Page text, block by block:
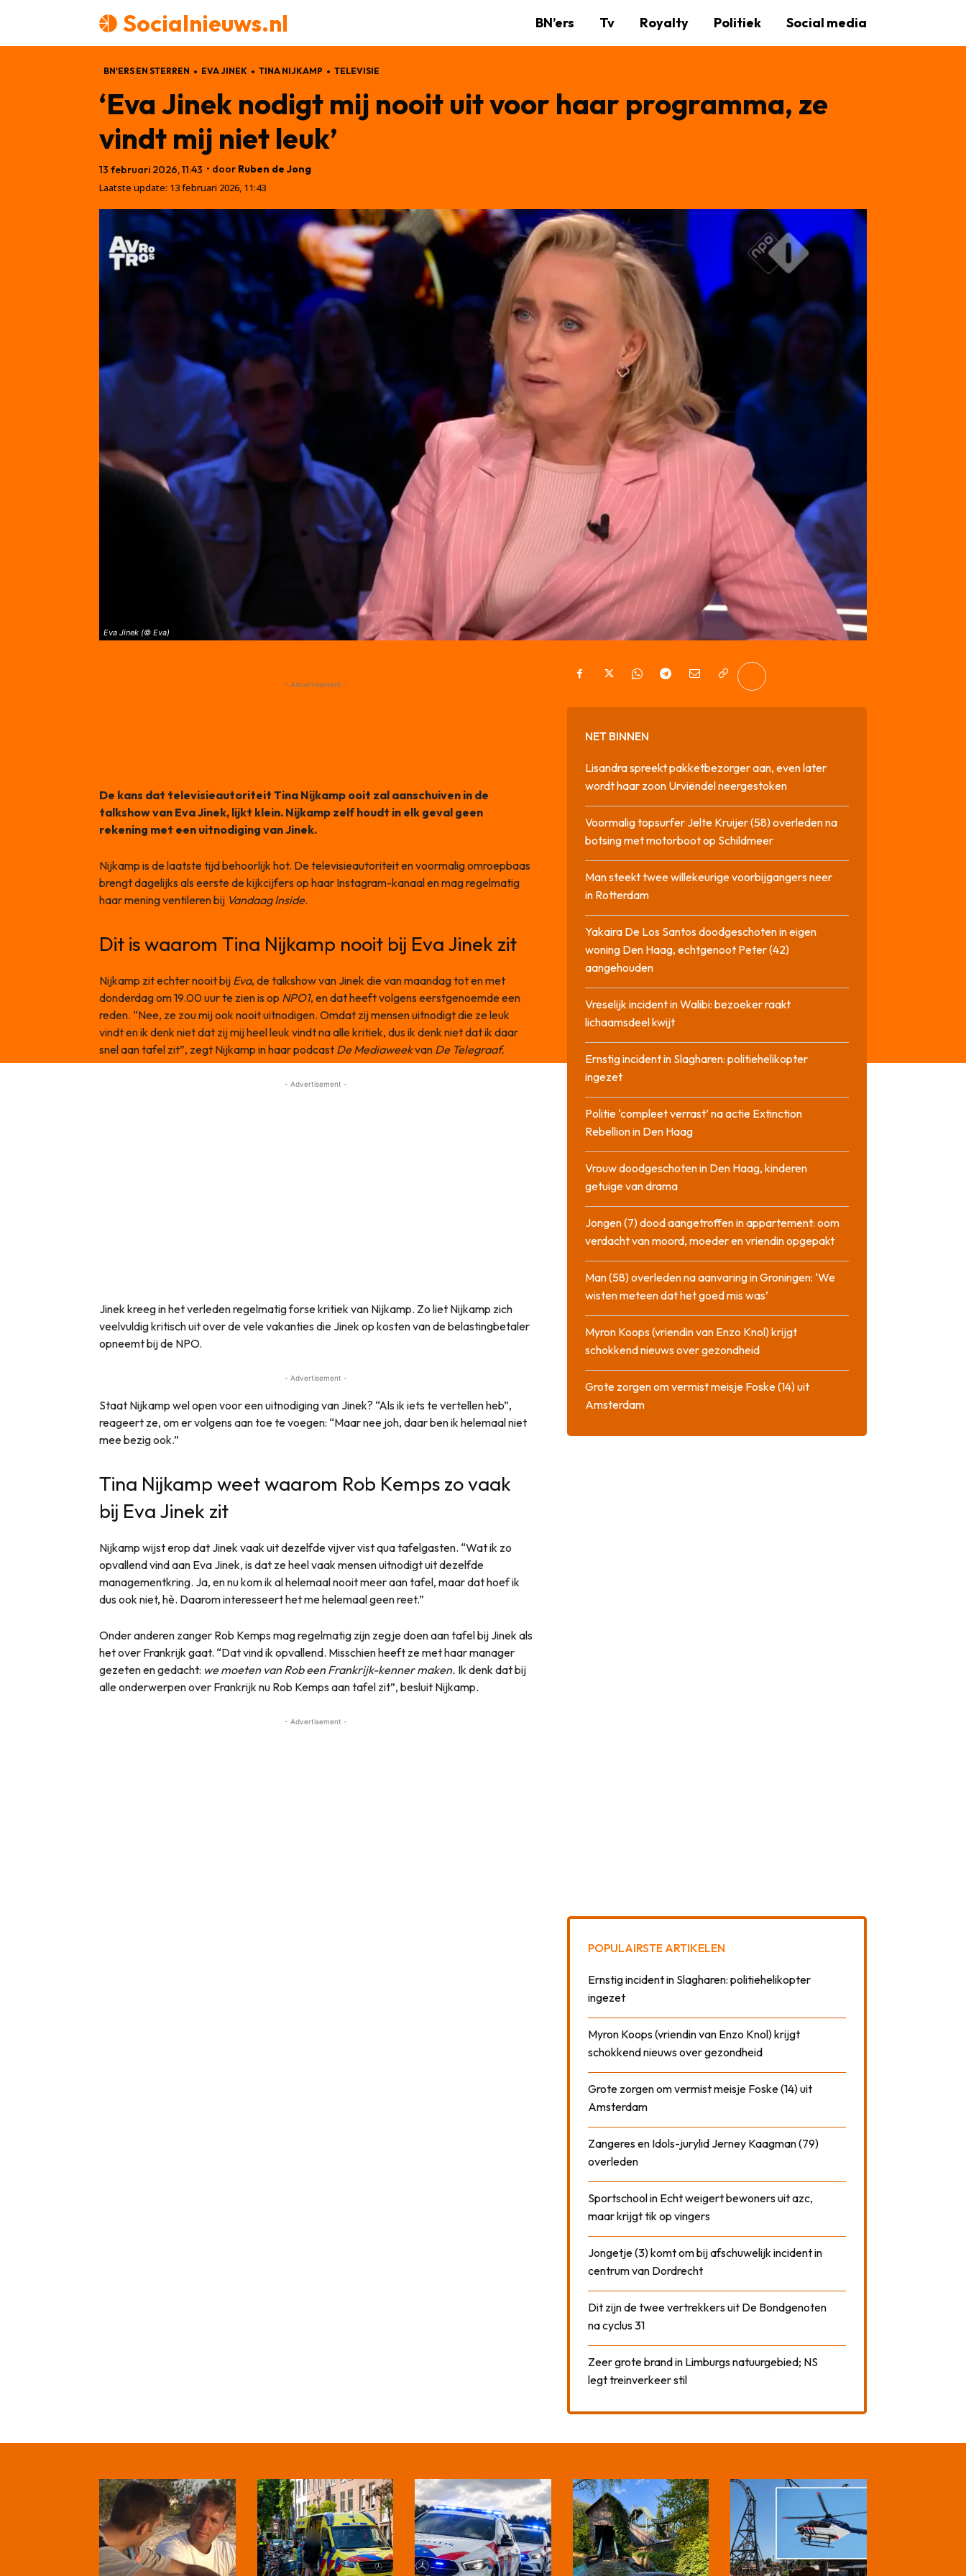
Socialnieuws.nl BN’ers Tv Royalty Politiek Social media
BN'ERS EN STERREN EVA JINEK TINA NIJKAMP TELEVISIE
‘Eva Jinek nodigt mij nooit uit voor haar programma, ze
vindt mij niet leuk’
13 februari 2026, 11:43 • door Ruben de Jong
Laatste update: 13 februari 2026, 11:43
Eva Jinek (© Eva)
- Advertisement -
De kans dat televisieautoriteit Tina Nijkamp ooit zal aanschuiven in de
talkshow van Eva Jinek, lijkt klein. Nijkamp zelf houdt in elk geval geen
rekening met een uitnodiging van Jinek.
Nijkamp is de laatste tijd behoorlijk hot. De televisieautoriteit en voormalig omroepbaas
brengt dagelijks als eerste de kijkcijfers op haar Instagram-kanaal en mag regelmatig
haar mening ventileren bij Vandaag Inside.
Dit is waarom Tina Nijkamp nooit bij Eva Jinek zit
Nijkamp zit echter nooit bij Eva, de talkshow van Jinek die van maandag tot en met
donderdag om 19.00 uur te zien is op NPO1, en dat heeft volgens eerstgenoemde een
reden. “Nee, ze zou mij ook nooit uitnodigen. Omdat zij mensen uitnodigt die ze leuk
vindt en ik denk niet dat zij mij heel leuk vindt na alle kritiek, dus ik denk niet dat ik daar
snel aan tafel zit”, zegt Nijkamp in haar podcast De Mediaweekvan De Telegraaf.
- Advertisement -
Jinek kreeg in het verleden regelmatig forse kritiek van Nijkamp. Zo liet Nijkamp zich
veelvuldig kritisch uit over de vele vakanties die Jinek op kosten van de belastingbetaler
opneemt bij de NPO.
- Advertisement -
Staat Nijkamp wel open voor een uitnodiging van Jinek? “Als ik iets te vertellen heb”,
reageert ze, om er volgens aan toe te voegen: “Maar nee joh, daar ben ik helemaal niet
mee bezig ook.”
Tina Nijkamp weet waarom Rob Kemps zo vaak
bij Eva Jinek zit
Nijkamp wijst erop dat Jinek vaak uit dezelfde vijver vist qua tafelgasten. “Wat ik zo
opvallend vind aan Eva Jinek, is dat ze heel vaak mensen uitnodigt uit dezelfde
managementkring. Ja, en nu kom ik al helemaal nooit meer aan tafel, maar dat hoef ik
dus ook niet, hè. Daarom interesseert het me helemaal geen reet.”
Onder anderen zanger Rob Kemps mag regelmatig zijn zegje doen aan tafel bij Jinek als
het over Frankrijk gaat. “Dat vind ik opvallend. Misschien heeft ze met haar manager
gezeten en gedacht: we moeten van Rob een Frankrijk-kenner maken. Ik denk dat bij
alle onderwerpen over Frankrijk nu Rob Kemps aan tafel zit”, besluit Nijkamp.
- Advertisement -
NET BINNEN
Lisandra spreekt pakketbezorger aan, even later
wordt haar zoon Urviëndel neergestoken
Voormalig topsurfer Jelte Kruijer (58) overleden na
botsing met motorboot op Schildmeer
Man steekt twee willekeurige voorbijgangers neer
in Rotterdam
Yakaira De Los Santos doodgeschoten in eigen
woning Den Haag, echtgenoot Peter (42)
aangehouden
Vreselijk incident in Walibi: bezoeker raakt
lichaamsdeel kwijt
Ernstig incident in Slagharen: politiehelikopter
ingezet
Politie ‘compleet verrast’ na actie Extinction
Rebellion in Den Haag
Vrouw doodgeschoten in Den Haag, kinderen
getuige van drama
Jongen (7) dood aangetroffen in appartement: oom
verdacht van moord, moeder en vriendin opgepakt
Man (58) overleden na aanvaring in Groningen: ‘We
wisten meteen dat het goed mis was’
Myron Koops (vriendin van Enzo Knol) krijgt
schokkend nieuws over gezondheid
Grote zorgen om vermist meisje Foske (14) uit
Amsterdam
POPULAIRSTE ARTIKELEN
Ernstig incident in Slagharen: politiehelikopter
ingezet
Myron Koops (vriendin van Enzo Knol) krijgt
schokkend nieuws over gezondheid
Grote zorgen om vermist meisje Foske (14) uit
Amsterdam
Zangeres en Idols-jurylid Jerney Kaagman (79)
overleden
Sportschool in Echt weigert bewoners uit azc,
maar krijgt tik op vingers
Jongetje (3) komt om bij afschuwelijk incident in
centrum van Dordrecht
Dit zijn de twee vertrekkers uit De Bondgenoten
na cyclus 31
Zeer grote brand in Limburgs natuurgebied; NS
legt treinverkeer stil